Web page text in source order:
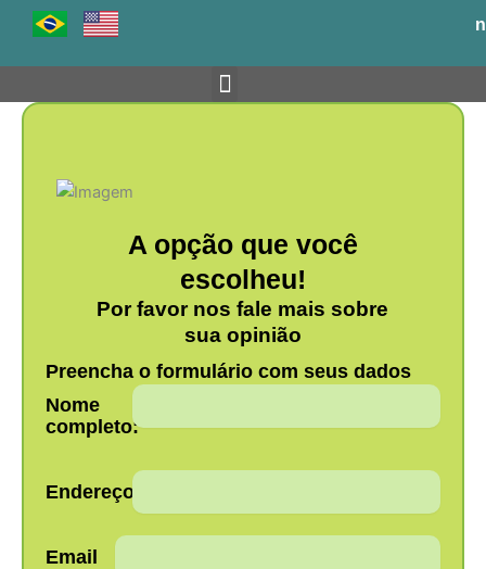
o
A opção que você
escolheu!
Por favor nos fale mais sobre
sua opinião
Preencha o formulário com seus dados
Nome
completo:
Endereço:
Email